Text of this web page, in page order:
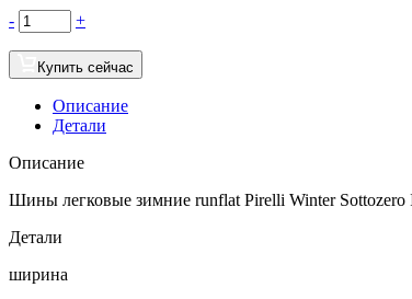
- +
Купить сейчас
Описание
Детали
Описание
Шины легковые зимние runflat Pirelli Winter Sottozero
Детали
ширина